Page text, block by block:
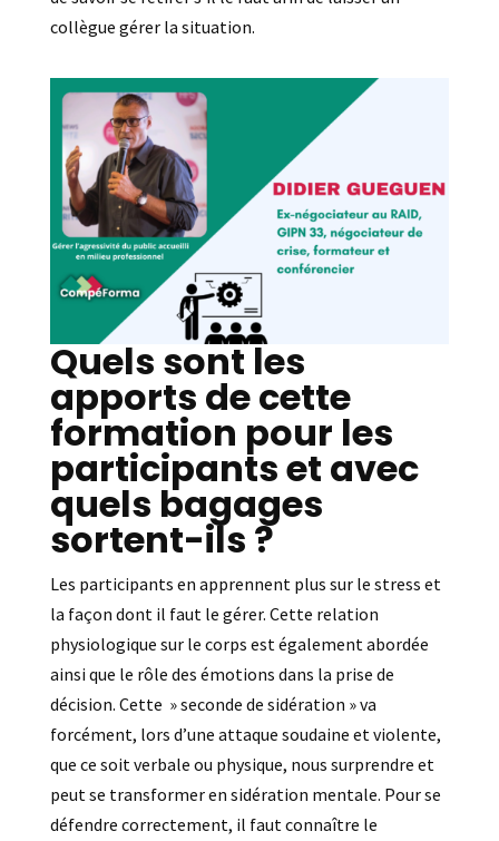
collègue gérer la situation.
Quels sont les
apports de cette
formation pour les
participants et avec
quels bagages
sortent-ils ?
Les participants en apprennent plus sur le stress et
la façon dont il faut le gérer. Cette relation
physiologique sur le corps est également abordée
ainsi que le rôle des émotions dans la prise de
décision. Cette » seconde de sidération » va
forcément, lors d’une attaque soudaine et violente,
que ce soit verbale ou physique, nous surprendre et
peut se transformer en sidération mentale. Pour se
défendre correctement, il faut connaître le